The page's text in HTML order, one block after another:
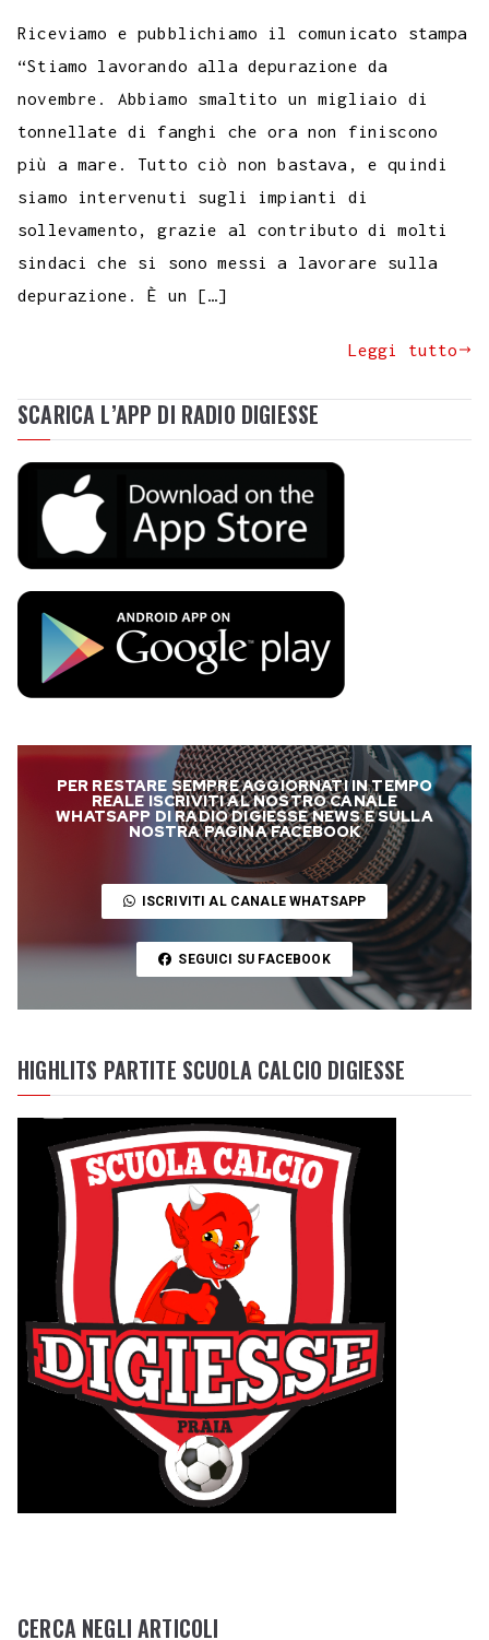
Riceviamo e pubblichiamo il comunicato stampa
“Stiamo lavorando alla depurazione da
novembre. Abbiamo smaltito un migliaio di
tonnellate di fanghi che ora non finiscono
più a mare. Tutto ciò non bastava, e quindi
siamo intervenuti sugli impianti di
sollevamento, grazie al contributo di molti
sindaci che si sono messi a lavorare sulla
depurazione. È un […]
Leggi tutto
SCARICA L’APP DI RADIO DIGIESSE
PER RESTARE SEMPRE AGGIORNATI IN TEMPO
REALE ISCRIVITI AL NOSTRO CANALE
WHATSAPP DI RADIO DIGIESSE NEWS E SULLA
NOSTRA PAGINA FACEBOOK
ISCRIVITI AL CANALE WHATSAPP
SEGUICI SU FACEBOOK
HIGHLITS PARTITE SCUOLA CALCIO DIGIESSE
CERCA NEGLI ARTICOLI